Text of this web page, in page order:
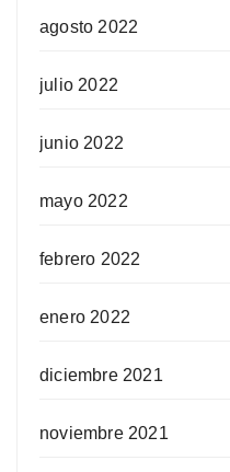
agosto 2022
julio 2022
junio 2022
mayo 2022
febrero 2022
enero 2022
diciembre 2021
noviembre 2021